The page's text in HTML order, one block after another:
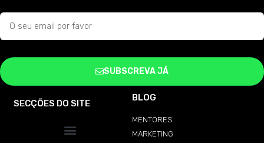
SUBSCREVA JÁ
SECÇÕES DO SITE
BLOG
MENTORES
MARKETING